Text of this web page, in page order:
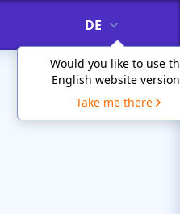
DE
Would you like to use
English website
Take me there